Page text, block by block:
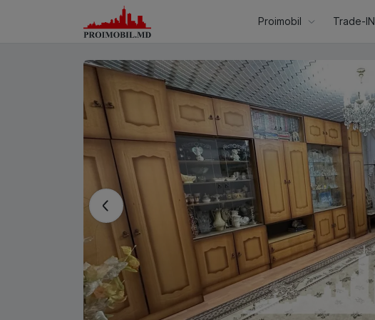
Proimobil Trade-IN